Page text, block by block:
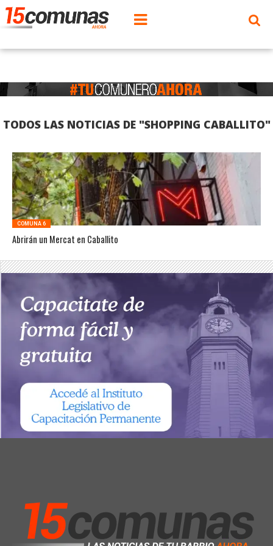
TODOS LAS NOTICIAS DE "SHOPPING CABALLITO"
COMUNA 6
Abrirán un Mercat en Caballito